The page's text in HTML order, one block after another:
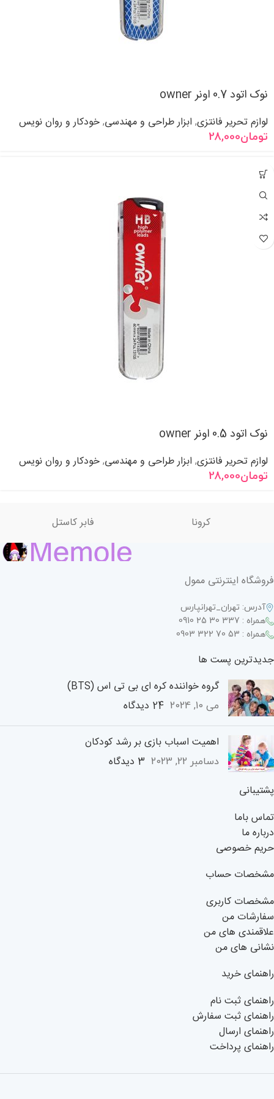
نوک اتود 0.7 اونر owner
لوازم تحریر فانتزی, ابزار طراحی و مهندسی, خودکار و روان نویس
تومان28,000
نوک اتود 0.5 اونر owner
لوازم تحریر فانتزی, ابزار طراحی و مهندسی, خودکار و روان نویس
تومان28,000
کرونا فابر کاستل
فروشگاه اینترنتی ممول
آدرس: تهران_تهرانپارس
همراه : 337 30 25 0910
همراه : 53 70 322 0903
جدیدترین پست ها
گروه خواننده کره ای بی تی اس (BTS)
می 10, 2024 24 دیدگاه
اهمیت اسباب بازی بر رشد کودکان
دسامبر 22, 2023
3 دیدگاه
پشتیبانی
تماس باما
درباره ما
حریم خصوصی
مشخصات حساب
مشخصات کاربری
سفارشات من
علاقمندی های من
نشانی های من
راهنمای خرید
راهنمای ثبت نام
راهنمای ثبت سفارش
راهنمای ارسال
راهنمای پرداخت